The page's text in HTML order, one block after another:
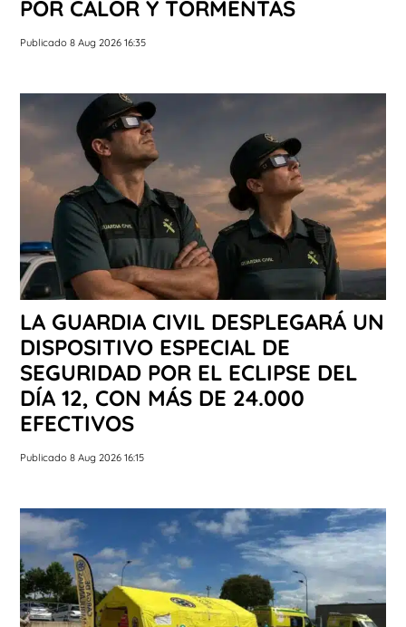
POR CALOR Y TORMENTAS
Publicado 8 Aug 2026 16:35
LA GUARDIA CIVIL DESPLEGARÁ UN
DISPOSITIVO ESPECIAL DE
SEGURIDAD POR EL ECLIPSE DEL
DÍA 12, CON MÁS DE 24.000
EFECTIVOS
Publicado 8 Aug 2026 16:15